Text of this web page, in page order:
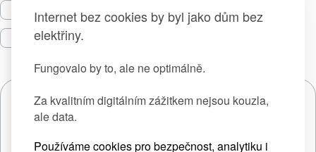
Internet bez cookies by byl jako dům bez
elektřiny.
Fungovalo by to, ale ne optimálně.
Za kvalitním digitálním zážitkem nejsou kouzla,
ale data.
Používáme cookies pro bezpečnost, analytiku i
Prodej zelené energie